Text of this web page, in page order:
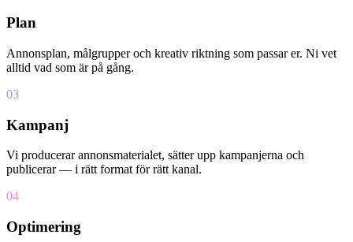
Plan
Annonsplan, målgrupper och kreativ riktning som passar er. Ni vet
alltid vad som är på gång.
03
Kampanj
Vi producerar annonsmaterialet, sätter upp kampanjerna och
publicerar — i rätt format för rätt kanal.
04
Optimering